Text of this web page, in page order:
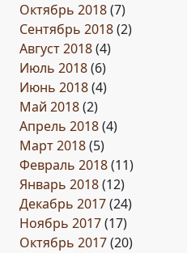
Октябрь 2018(7)
Сентябрь 2018(2)
Август 2018(4)
Июль 2018(6)
Июнь 2018(4)
Май 2018(2)
Апрель 2018(4)
Март 2018(5)
Февраль 2018(11)
Январь 2018(12)
Декабрь 2017(24)
Ноябрь 2017(17)
Октябрь 2017(20)